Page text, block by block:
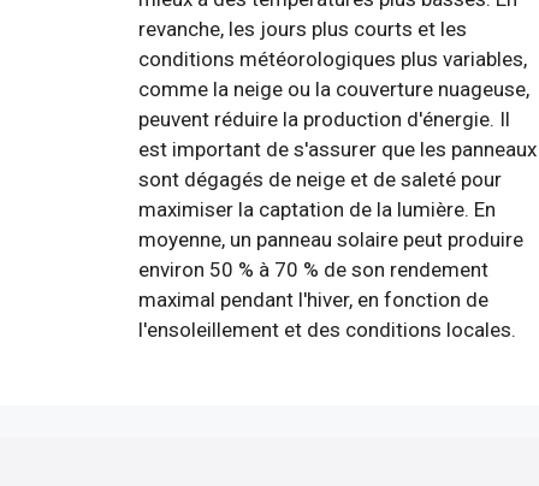
revanche, les jours plus courts et les
conditions météorologiques plus variables,
comme la neige ou la couverture nuageuse,
peuvent réduire la production d'énergie. Il
est important de s'assurer que les panneaux
sont dégagés de neige et de saleté pour
maximiser la captation de la lumière. En
moyenne, un panneau solaire peut produire
environ 50 % à 70 % de son rendement
maximal pendant l'hiver, en fonction de
l'ensoleillement et des conditions locales.